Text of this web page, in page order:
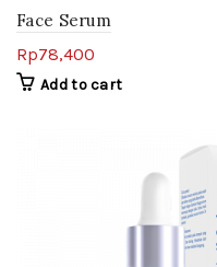
Face Serum
Rp78,400
Add to cart